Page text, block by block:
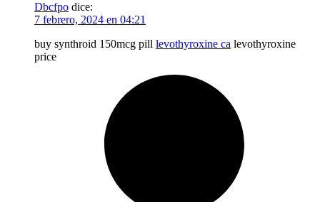
Dbcfpo dice:
7 febrero, 2024 en 04:21
buy synthroid 150mcg pill levothyroxine ca levothyroxine
price